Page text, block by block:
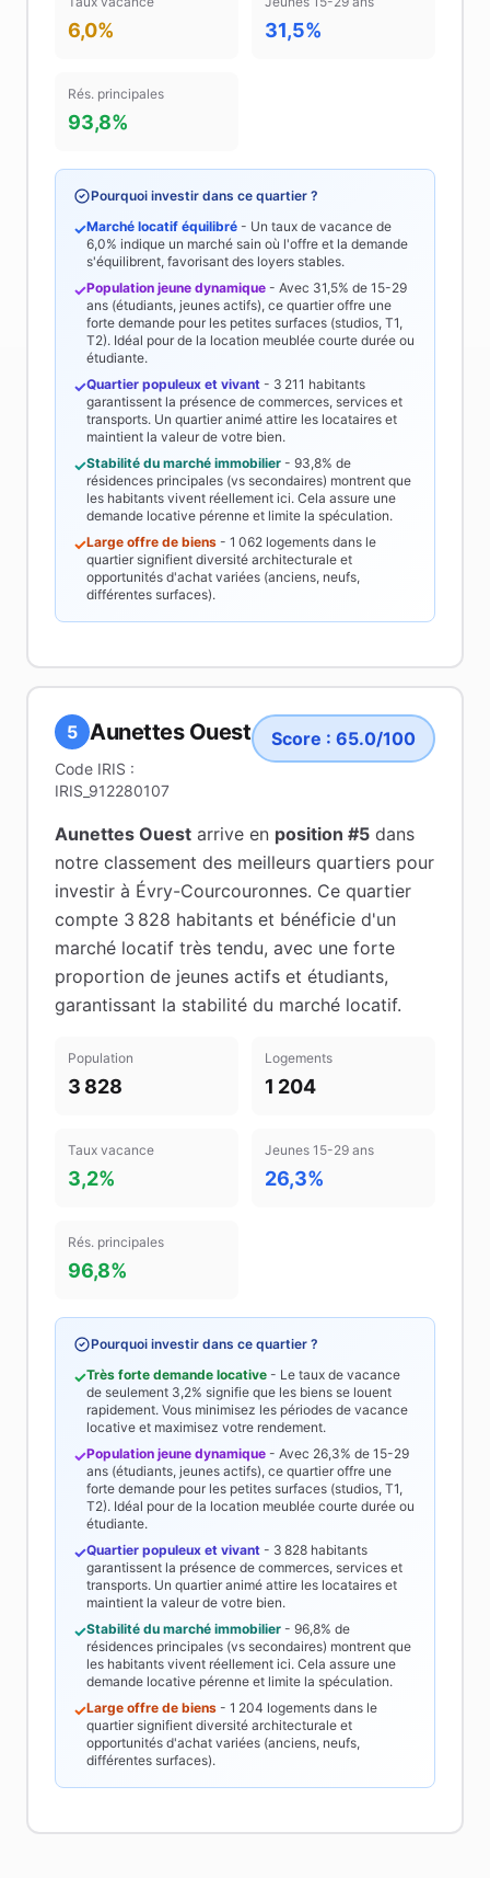
6,0% 31,5%
Rés. principales
93,8%
Pourquoi investir dans ce quartier ?
✓Marché locatif équilibré - Un taux de vacance de
6,0% indique un marché sain où l'offre et la demande
s'équilibrent, favorisant des loyers stables.
✓Population jeune dynamique - Avec 31,5% de 15-29
ans (étudiants, jeunes actifs), ce quartier offre une
forte demande pour les petites surfaces (studios, T1,
T2). Idéal pour de la location meublée courte durée ou
étudiante.
✓Quartier populeux et vivant - 3 211 habitants
garantissent la présence de commerces, services et
transports. Un quartier animé attire les locataires et
maintient la valeur de votre bien.
✓Stabilité du marché immobilier - 93,8% de
résidences principales (vs secondaires) montrent que
les habitants vivent réellement ici. Cela assure une
demande locative pérenne et limite la spéculation.
✓Large offre de biens - 1 062 logements dans le
quartier signifient diversité architecturale et
opportunités d'achat variées (anciens, neufs,
différentes surfaces).
5 Aunettes Ouest
Code IRIS :
IRIS_912280107
Score : 65.0/100
Aunettes Ouest arrive en position #5 dans
notre classement des meilleurs quartiers pour
investir à Évry-Courcouronnes. Ce quartier
compte 3 828 habitants et bénéficie d'un
marché locatif très tendu, avec une forte
proportion de jeunes actifs et étudiants,
garantissant la stabilité du marché locatif.
Population
3 828
Logements
1 204
Taux vacance
3,2%
Jeunes 15-29 ans
26,3%
Rés. principales
96,8%
Pourquoi investir dans ce quartier ?
✓Très forte demande locative - Le taux de vacance
de seulement 3,2% signifie que les biens se louent
rapidement. Vous minimisez les périodes de vacance
locative et maximisez votre rendement.
✓Population jeune dynamique - Avec 26,3% de 15-29
ans (étudiants, jeunes actifs), ce quartier offre une
forte demande pour les petites surfaces (studios, T1,
T2). Idéal pour de la location meublée courte durée ou
étudiante.
✓Quartier populeux et vivant - 3 828 habitants
garantissent la présence de commerces, services et
transports. Un quartier animé attire les locataires et
maintient la valeur de votre bien.
✓Stabilité du marché immobilier - 96,8% de
résidences principales (vs secondaires) montrent que
les habitants vivent réellement ici. Cela assure une
demande locative pérenne et limite la spéculation.
✓Large offre de biens - 1 204 logements dans le
quartier signifient diversité architecturale et
opportunités d'achat variées (anciens, neufs,
différentes surfaces).